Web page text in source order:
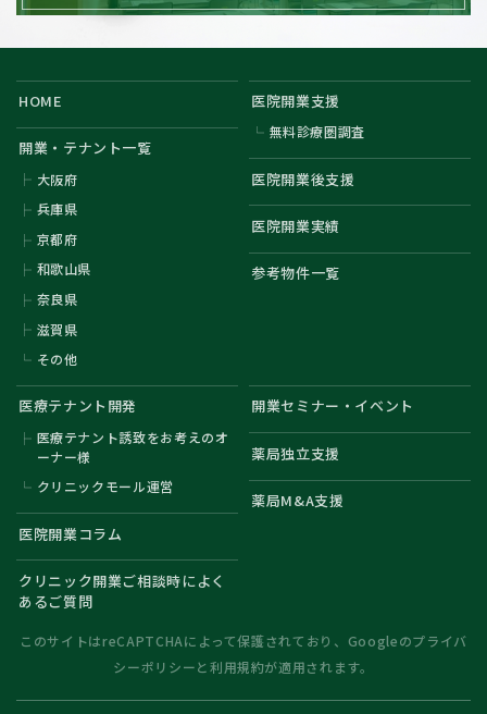
HOME
開業・テナント一覧
大阪府
兵庫県
京都府
和歌山県
奈良県
滋賀県
その他
医院開業支援
無料診療圏調査
医院開業後支援
医院開業実績
参考物件一覧
医療テナント開発
医療テナント誘致をお考えのオ
ーナー様
クリニックモール運営
医院開業コラム
クリニック開業ご相談時によく
あるご質問
開業セミナー・イベント
薬局独立支援
薬局M&A支援
このサイトはreCAPTCHAによって保護されており、Googleのプライバ
シーポリシーと利用規約が適用されます。